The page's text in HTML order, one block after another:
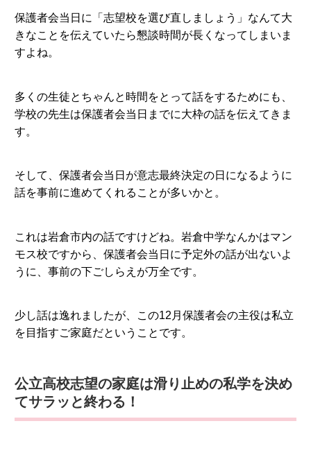
保護者会当日に「志望校を選び直しましょう」なんて大
きなことを伝えていたら懇談時間が長くなってしまいま
すよね。
多くの生徒とちゃんと時間をとって話をするためにも、
学校の先生は保護者会当日までに大枠の話を伝えてきま
す。
そして、保護者会当日が意志最終決定の日になるように
話を事前に進めてくれることが多いかと。
これは岩倉市内の話ですけどね。岩倉中学なんかはマン
モス校ですから、保護者会当日に予定外の話が出ないよ
うに、事前の下ごしらえが万全です。
少し話は逸れましたが、この12月保護者会の主役は私立
を目指すご家庭だということです。
公立高校志望の家庭は滑り止めの私学を決め
てサラッと終わる！